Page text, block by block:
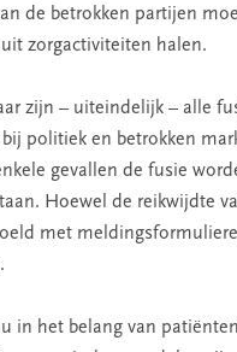
de betrokken partijen
zorgactiviteiten halen.
zijn – uiteindelijk – alle
politiek en betrokken
gevallen de fusie
Hoewel de reikwijdte
met
in het belang van